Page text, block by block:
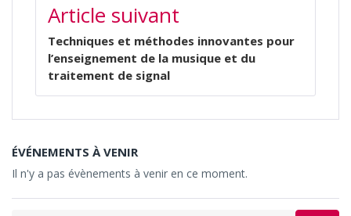
Article suivant
Techniques et méthodes innovantes pour
l’enseignement de la musique et du
traitement de signal
ÉVÉNEMENTS À VENIR
Il n'y a pas évènements à venir en ce moment.